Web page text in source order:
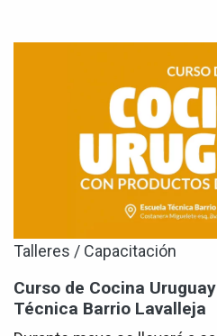
Talleres / Capacitación
Curso de Cocina
Técnica Barrio Lavalleja